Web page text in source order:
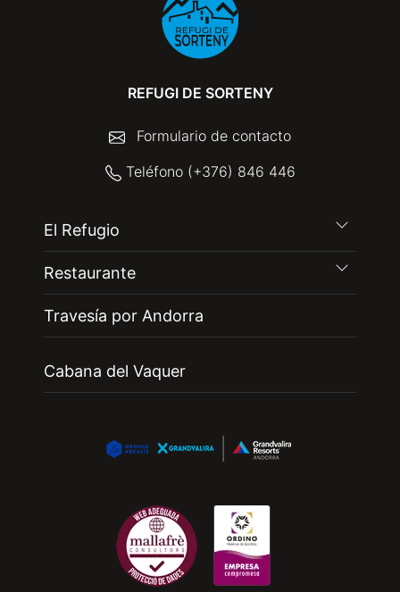
REFUGI DE SORTENY
Formulario de contacto
Teléfono (+376) 846 446
El Refugio
Restaurante
Travesía por Andorra
Cabana del Vaquer